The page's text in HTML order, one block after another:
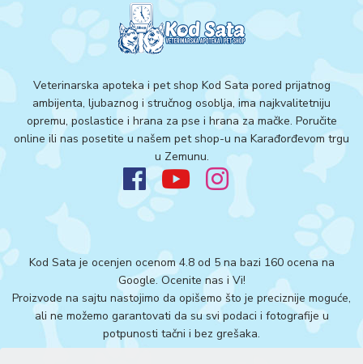
Veterinarska apoteka i pet shop Kod Sata pored prijatnog
ambijenta, ljubaznog i stručnog osoblja, ima najkvalitetniju
opremu, poslastice i hrana za pse i hrana za mačke. Poručite
online ili nas posetite u našem pet shop-u na Karađorđevom trgu
u Zemunu.
Kod Sata je ocenjen ocenom 4.8 od 5 na bazi 160 ocena na
Google.Ocenite nas i Vi!
Proizvode na sajtu nastojimo da opišemo što je preciznije moguće,
ali ne možemo garantovati da su svi podaci i fotografije u
potpunosti tačni i bez grešaka.